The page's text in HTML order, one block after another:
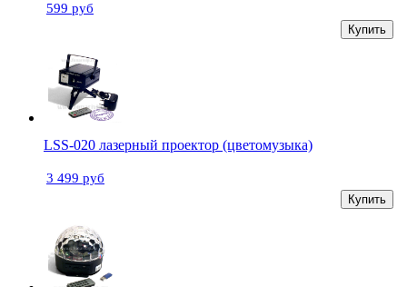
599 руб
Купить
LSS-020 лазерный проектор (цветомузыка)
3 499 руб
Купить